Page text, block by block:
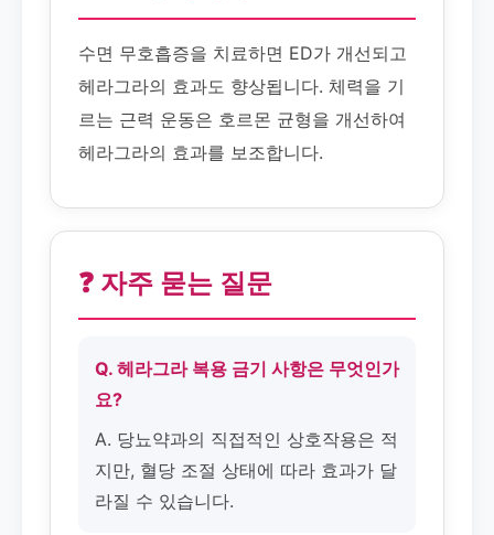
수면 무호흡증을 치료하면 ED가 개선되고
헤라그라의 효과도 향상됩니다. 체력을 기
르는 근력 운동은 호르몬 균형을 개선하여
헤라그라의 효과를 보조합니다.
❓ 자주 묻는 질문
Q. 헤라그라 복용 금기 사항은 무엇인가
요?
A. 당뇨약과의 직접적인 상호작용은 적
지만, 혈당 조절 상태에 따라 효과가 달
라질 수 있습니다.